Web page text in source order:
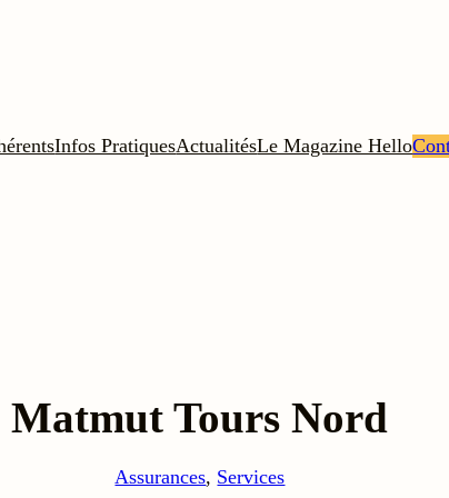
Infos PratiquesActualitésLe Magazine Hello
Matmut Tours Nord
Assurances, Services